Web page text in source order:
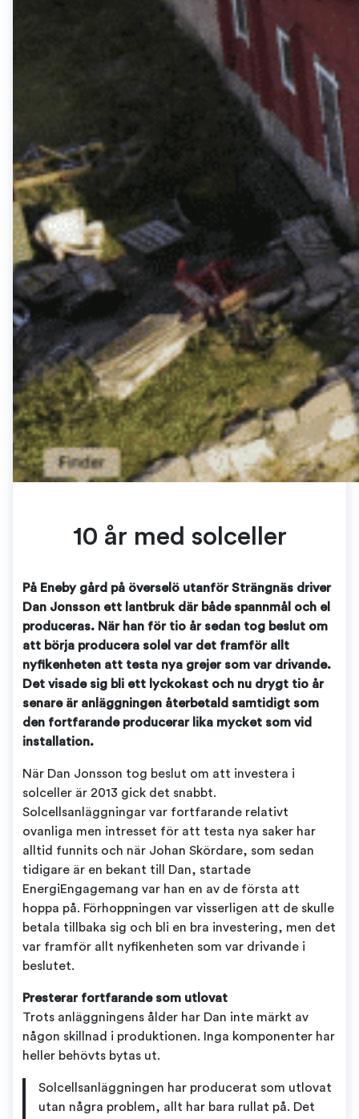
10 år med solceller
På Eneby gård på överselö utanför Strängnäs driver
Dan Jonsson ett lantbruk där både spannmål och el
produceras. När han för tio år sedan tog beslut om
att börja producera solel var det framför allt
nyfikenheten att testa nya grejer som var drivande.
Det visade sig bli ett lyckokast och nu drygt tio år
senare är anläggningen återbetald samtidigt som
den fortfarande producerar lika mycket som vid
installation.
När Dan Jonsson tog beslut om att investera i
solceller är 2013 gick det snabbt.
Solcellsanläggningar var fortfarande relativt
ovanliga men intresset för att testa nya saker har
alltid funnits och när Johan Skördare, som sedan
tidigare är en bekant till Dan, startade
EnergiEngagemang var han en av de första att
hoppa på. Förhoppningen var visserligen att de skulle
betala tillbaka sig och bli en bra investering, men det
var framför allt nyfikenheten som var drivande i
beslutet.
Presterar fortfarande som utlovat
Trots anläggningens ålder har Dan inte märkt av
någon skillnad i produktionen. Inga komponenter har
heller behövts bytas ut.
Solcellsanläggningen har producerat som utlovat
utan några problem, allt har bara rullat på. Det